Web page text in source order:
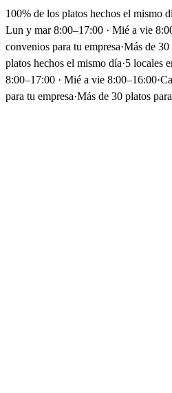
100% de los platos hechos el mismo
Lun y mar 8:00–17:00 · Mié a vie
convenios para tu empresa·Más de 30
platos hechos el mismo día·5 locales
8:00–17:00 · Mié a vie 8:00–16:00·
para tu empresa·Más de 30 platos